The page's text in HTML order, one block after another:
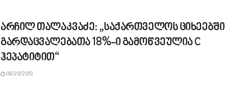
არჩილ თალაკვაძე: „საქართველოს ციხეებში
გარდაცვალებათა 18%-ი გამოწვეულია C
ჰეპატიტით“
06/20/2013